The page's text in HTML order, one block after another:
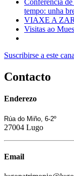
Conferencia
tempo: unha
VIAXE A
Visitas ao
Suscribirse a este
Contacto
Enderezo
Rúa do Miño, 6-2º
27004 Lugo
Email